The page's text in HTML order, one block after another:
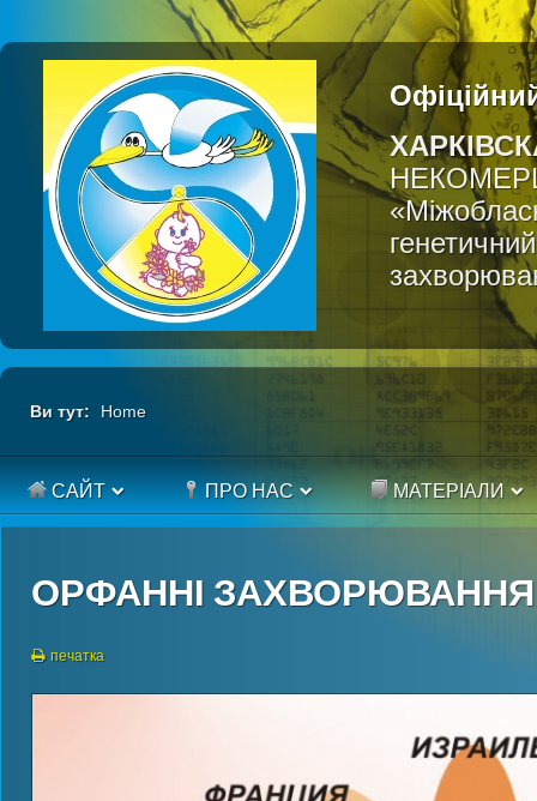
Ви тут: Home
САЙТ ПРО НАС МАТЕРІАЛИ
ОРФАННІ ЗАХВОРЮВАННЯ
печатка